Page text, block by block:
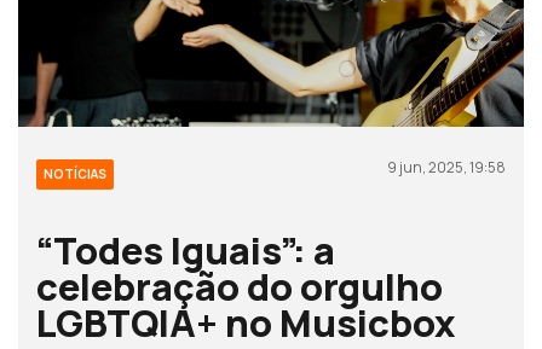
NOTÍCIAS 9 jun, 2025, 19:58
“Todes Iguais”: a
celebração do orgulho
LGBTQIA+ no Musicbox